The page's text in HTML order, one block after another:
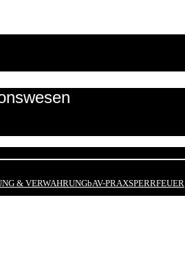
& VERWAHRUNGbAV-PRAXSPERRFEUER